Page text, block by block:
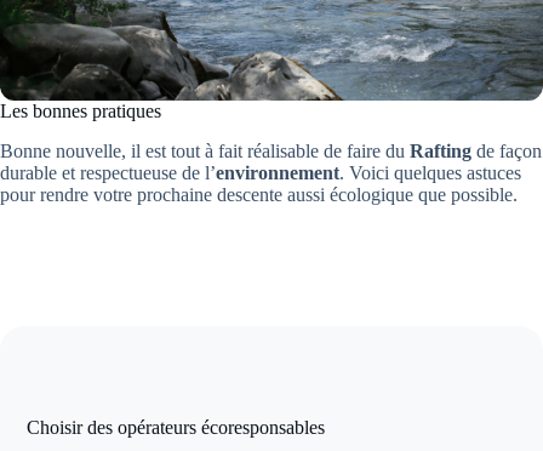
Les bonnes pratiques
Bonne nouvelle, il est tout à fait réalisable de faire du Rafting de façon
durable et respectueuse de l’environnement. Voici quelques astuces
pour rendre votre prochaine descente aussi écologique que possible.
Choisir des opérateurs écoresponsables